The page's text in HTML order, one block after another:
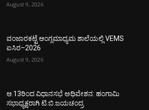
August 9, 2026
ವಂಜಾರಕಟ್ಟೆ ಆಂಗ್ಲಮಾಧ್ಯಮ ಶಾಲೆಯಲ್ಲಿ VEMS
ಐಸಿರ–2026
August 9, 2026
ಆ.13ರಿಂದ ವಿಧಾನಸಭೆ ಅಧಿವೇಶನ: ಹಂಗಾಮಿ
ಸಭಾಧ್ಯಕ್ಷರಾಗಿ ಟಿ.ಬಿ.ಜಯಚಂದ್ರ